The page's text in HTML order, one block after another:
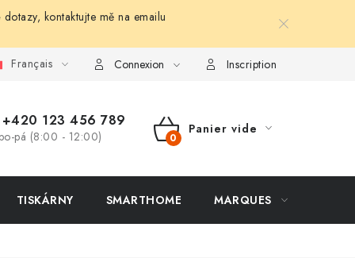
kontaktujte mě na emailu
Français Connexion Inscription
123 456 789
pá (8:00 - 12:00)
PANIER
Panier vide
TISKÁRNY SMARTHOME MARQUES